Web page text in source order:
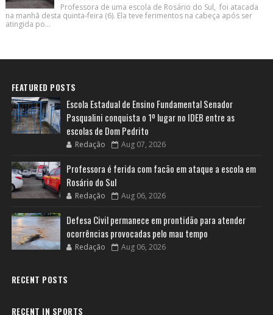
Professora de uma escola de Rosário do Sul, foi atacada
na manhã desta quinta-feira (6). Ela teve ferimentos na cabeça após ser
atingida po...
FEATURED POSTS
Escola Estadual de Ensino Fundamental Senador
Pasqualini conquista o 1º lugar no IDEB entre as
escolas de Dom Pedrito
Redação Aug 07, 2026
Professora é ferida com facão em ataque a escola em
Rosário do Sul
Redação Aug 06, 2026
Defesa Civil permanece em prontidão para atender
ocorrências provocadas pelo mau tempo
Redação Aug 06, 2026
RECENT POSTS
RECENT IN SPORTS